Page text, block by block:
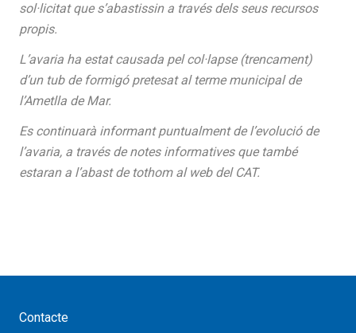
sol·licitat que s’abastissin a través dels seus recursos
propis.
L’avaria ha estat causada pel col·lapse (trencament)
d’un tub de formigó pretesat al terme municipal de
l’Ametlla de Mar.
Es continuarà informant puntualment de l’evolució de
l’avaria, a través de notes informatives que també
estaran a l’abast de tothom al web del CAT.
Contacte